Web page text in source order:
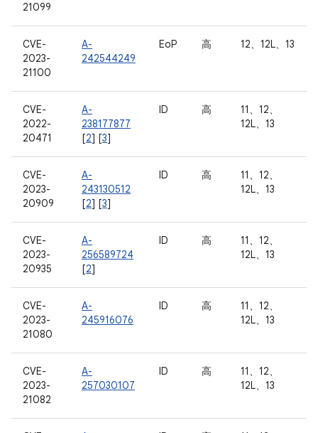
21099
CVE-
2023-
21100
A-
242544249
EoP 高 12、12L、13
CVE-
2022-
20471
A-
238177877
[2] [3]
ID 高
11、12、
12L、13
CVE-
2023-
20909
A-
243130512
[2] [3]
ID 高
11、12、
12L、13
CVE-
2023-
20935
A-
256589724
[2]
ID 高
11、12、
12L、13
CVE-
2023-
21080
A-
245916076
ID 高
11、12、
12L、13
CVE-
2023-
21082
A-
257030107
ID 高
11、12、
12L、13